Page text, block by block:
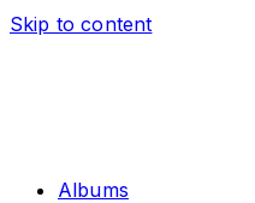
Skip to content
Albums